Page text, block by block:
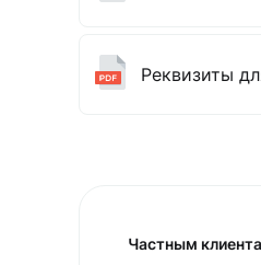
Реквизиты
Частным